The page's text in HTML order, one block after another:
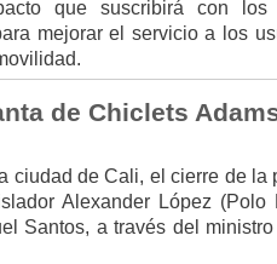
que suscribirá con los
mejorar el servicio a los
de Chiclets
de Cali, el cierre de la
Alexander López (Polo
Santos, a través del